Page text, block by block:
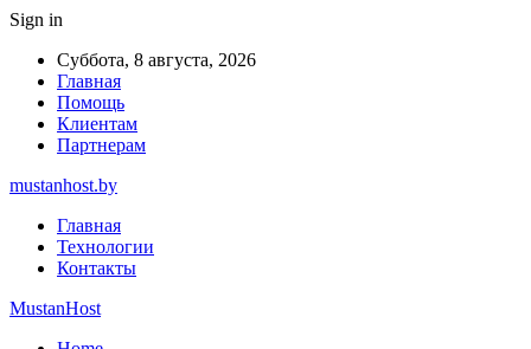
Sign in
Суббота, 8 августа, 2026
Главная
Помощь
Клиентам
Партнерам
mustanhost.by
Главная
Технологии
Контакты
MustanHost